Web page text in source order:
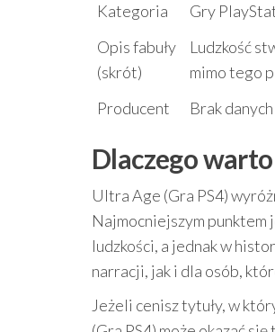
Kategoria
Gry
Opis fabuły
(skrót)
Ludzkość
mimo tego
Producent
Brak danych
Dlaczego
Ultra Age (Gra PS4)
Najmocniejszym punktem
ludzkości, a jednak w
narracji, jak i dla osób,
Jeżeli cenisz tytuły, w